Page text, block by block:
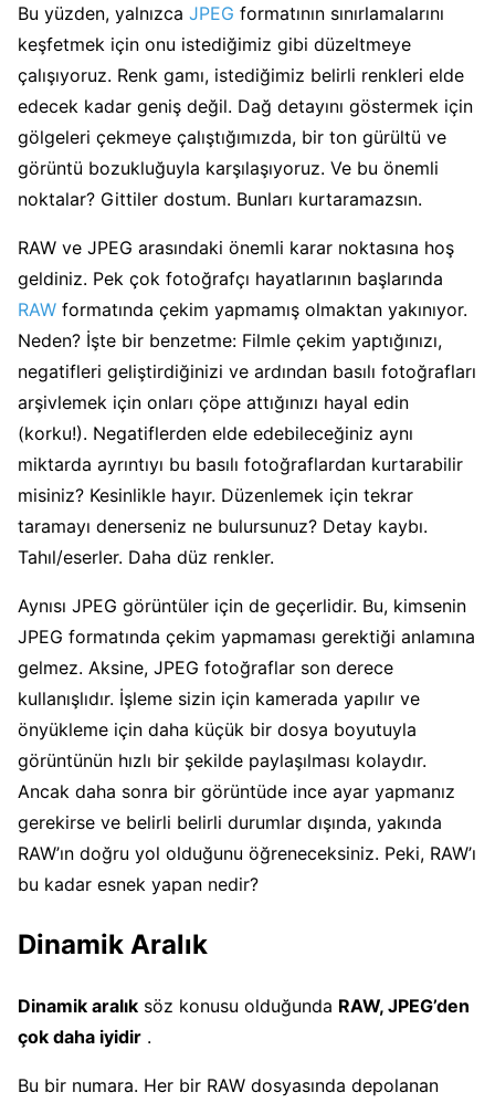
Bu yüzden, yalnızca JPEG formatının sınırlamalarını
keşfetmek için onu istediğimiz gibi düzeltmeye
çalışıyoruz. Renk gamı, istediğimiz belirli renkleri elde
edecek kadar geniş değil. Dağ detayını göstermek için
gölgeleri çekmeye çalıştığımızda, bir ton gürültü ve
görüntü bozukluğuyla karşılaşıyoruz. Ve bu önemli
noktalar? Gittiler dostum. Bunları kurtaramazsın.
RAW ve JPEG arasındaki önemli karar noktasına hoş
geldiniz. Pek çok fotoğrafçı hayatlarının başlarında
RAW formatında çekim yapmamış olmaktan yakınıyor.
Neden? İşte bir benzetme: Filmle çekim yaptığınızı,
negatifleri geliştirdiğinizi ve ardından basılı fotoğrafları
arşivlemek için onları çöpe attığınızı hayal edin
(korku!). Negatiflerden elde edebileceğiniz aynı
miktarda ayrıntıyı bu basılı fotoğraflardan kurtarabilir
misiniz? Kesinlikle hayır. Düzenlemek için tekrar
taramayı denerseniz ne bulursunuz? Detay kaybı.
Tahıl/eserler. Daha düz renkler.
Aynısı JPEG görüntüler için de geçerlidir. Bu, kimsenin
JPEG formatında çekim yapmaması gerektiği anlamına
gelmez. Aksine, JPEG fotoğraflar son derece
kullanışlıdır. İşleme sizin için kamerada yapılır ve
önyükleme için daha küçük bir dosya boyutuyla
görüntünün hızlı bir şekilde paylaşılması kolaydır.
Ancak daha sonra bir görüntüde ince ayar yapmanız
gerekirse ve belirli belirli durumlar dışında, yakında
RAW’ın doğru yol olduğunu öğreneceksiniz. Peki, RAW’ı
bu kadar esnek yapan nedir?
Dinamik Aralık
Dinamik aralık söz konusu olduğunda RAW, JPEG’den
çok daha iyidir .
Bu bir numara. Her bir RAW dosyasında depolanan